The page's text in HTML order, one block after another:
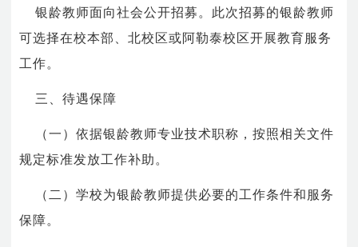
银龄教师面向社会公开招募。此次招募的银龄教师
可选择在校本部、北校区或阿勒泰校区开展教育服务
工作。
三、待遇保障
（一）依据银龄教师专业技术职称，按照相关文件
规定标准发放工作补助。
（二）学校为银龄教师提供必要的工作条件和服务
保障。